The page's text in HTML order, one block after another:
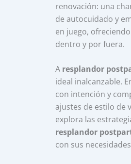
renovación: una
de autocuidado y
en juego,
dentro y por fuera.
A resplandor
ideal inalcanzable.
con intención y
ajustes de estilo de
explora las
resplandor
con sus